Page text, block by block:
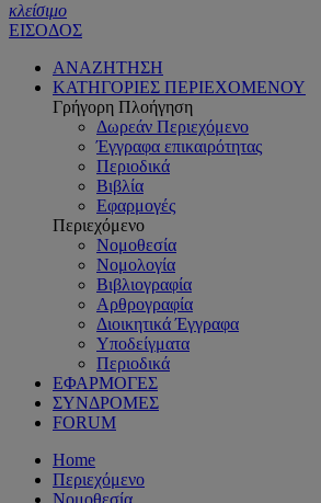
κλείσιμο
ΕΙΣΟΔΟΣ
ΑΝΑΖΗΤΗΣΗ
ΚΑΤΗΓΟΡΙΕΣ ΠΕΡΙΕΧΟΜΕΝΟΥ
Γρήγορη Πλοήγηση
Δωρεάν Περιεχόμενο
Έγγραφα επικαιρότητας
Περιοδικά
Βιβλία
Εφαρμογές
Περιεχόμενο
Νομοθεσία
Νομολογία
Βιβλιογραφία
Αρθρογραφία
Διοικητικά Έγγραφα
Υποδείγματα
Περιοδικά
ΕΦΑΡΜΟΓΕΣ
ΣΥΝΔΡΟΜΕΣ
FORUM
Home
Περιεχόμενο
Νομοθεσία